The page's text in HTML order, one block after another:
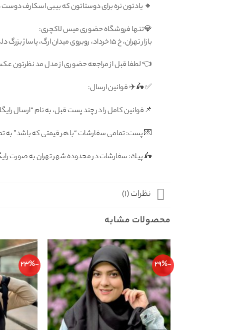
🔸 یادتون نره برای دوستاتون که بیبی اسکارف
💎تنها فروشگاه حضوری میس لاکچری:
بازار تهران، خ ۱۵ خرداد، روبروی میدان ارگ، پاساژ بزرگ دلگشا، طبقه منفی یک، پلاک ۸۷
👈 لطفا قبل از مراجعه حضوری از مدل مد نظرتون
✅ 🛵✈️ قوانين ارسال:
📌قوانین کامل را در چند پست قبل، به نام “ارسال
💌 پست: تمامى سفارشات “با هر قيمتى كه باشد” به
🛵 پيك: سفارشات در محدوده شهر تهران به صورت رايگان فرداى روز
نظرات (1)
محصولات مشابه
-29%
-23%